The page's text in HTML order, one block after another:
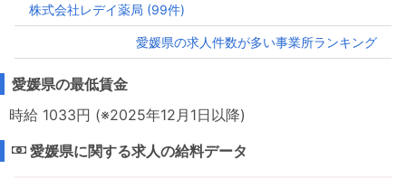
株式会社レデイ薬局 (99件)
愛媛県の求人件数が多い事業所ランキング
愛媛県の最低賃金
時給 1033円 (※2025年12月1日以降)
愛媛県に関する求人の給料データ